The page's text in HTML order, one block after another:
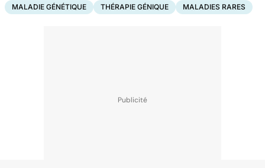
MALADIE GÉNÉTIQUE THÉRAPIE GÉNIQUE MALADIES RARES